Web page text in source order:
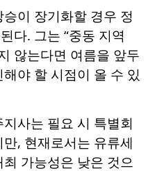
이 장기화할 경우 정
다. 그는 “중동 지역
않는다면 여름을 앞두
야 할 시점이 올 수 있
사는 필요 시 특별회
, 현재로서는 유류세
가능성은 낮은 것으